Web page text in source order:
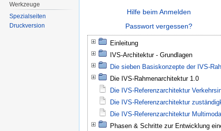
Hilfe beim Anmelden
Passwort vergessen?
Einleitung
IVS-Architektur - Grundlagen
Die sieben Basiskonzepte der IVS-
Die IVS-Rahmenarchitektur 1.0
Die IVS-Referenzarchitektur
Die IVS-Referenzarchitektur
Die IVS-Referenzarchitektur
Phasen & Schritte zur Entwicklung
Werkzeuge
Spezialseiten
Druckversion